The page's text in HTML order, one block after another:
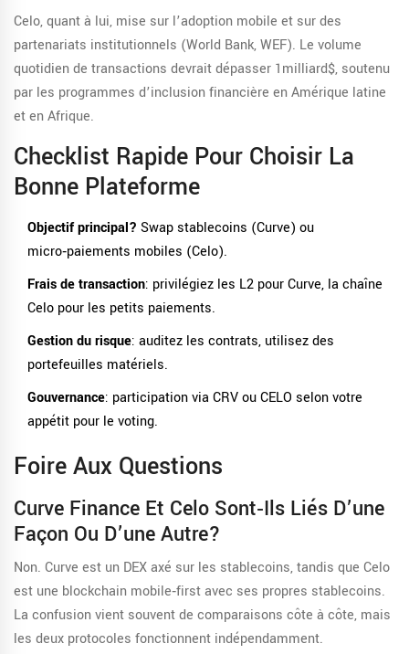
Celo, quant à lui, mise sur l’adoption mobile et sur des
partenariats institutionnels (World Bank, WEF). Le volume
quotidien de transactions devrait dépasser 1milliard$, soutenu
par les programmes d’inclusion financière en Amérique latine
et en Afrique.
Checklist Rapide Pour Choisir La
Bonne Plateforme
Objectif principal? Swap stablecoins (Curve) ou
micro‑paiements mobiles (Celo).
Frais de transaction: privilégiez les L2 pour Curve, la chaîne
Celo pour les petits paiements.
Gestion du risque: auditez les contrats, utilisez des
portefeuilles matériels.
Gouvernance: participation via CRV ou CELO selon votre
appétit pour le voting.
Foire Aux Questions
Curve Finance Et Celo Sont‑ils Liés D’une
Façon Ou D’une Autre?
Non. Curve est un DEX axé sur les stablecoins, tandis que Celo
est une blockchain mobile‑first avec ses propres stablecoins.
La confusion vient souvent de comparaisons côte à côte, mais
les deux protocoles fonctionnent indépendamment.